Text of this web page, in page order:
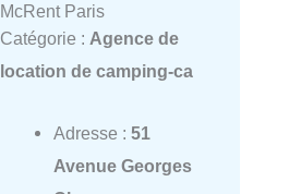
McRent Paris
Catégorie : Agence de
location de camping-ca
Adresse : 51
Avenue Georges